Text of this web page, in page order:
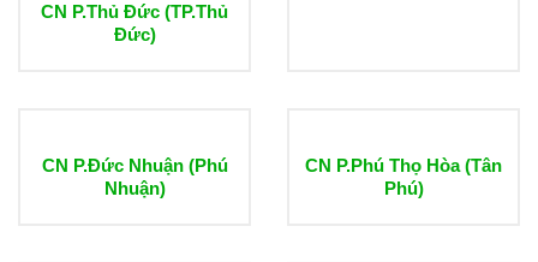
CN P.Thủ Đức (TP.Thủ
Đức)
CN P.Đức Nhuận (Phú
Nhuận)
CN P.Phú Thọ Hòa (Tân
Phú)